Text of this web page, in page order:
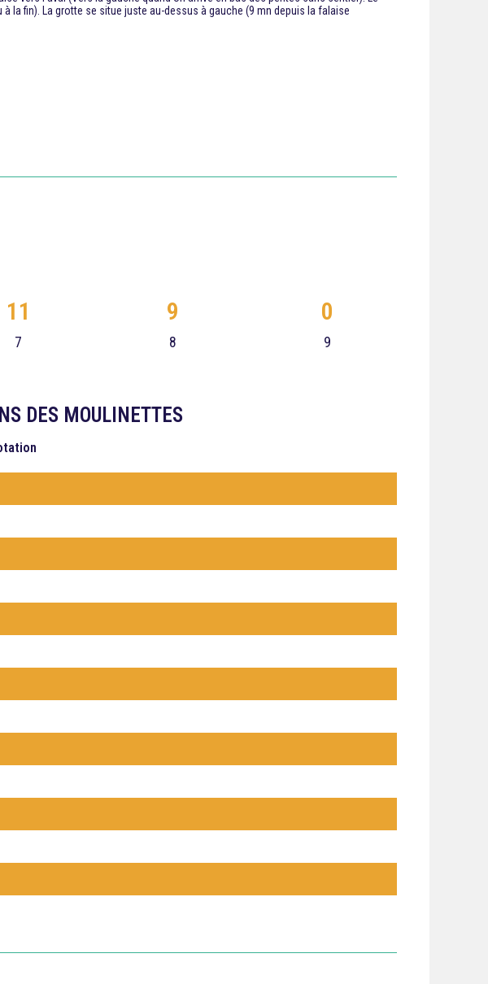
la fin). La grotte se situe juste au-dessus à gauche (9 mn depuis la falaise
7
11
8
9
9
0
DES MOULINETTES